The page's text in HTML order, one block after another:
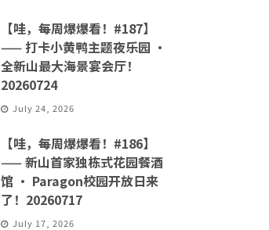
【哇，每周爆爆看！#187】
—— 打卡小黄鸭主题夜乐园 ·
全新山最大海景宴会厅！
20260724
July 24, 2026
【哇，每周爆爆看！#186】
—— 新山首家独栋式花园餐酒
馆 · Paragon校园开放日来
了！20260717
July 17, 2026